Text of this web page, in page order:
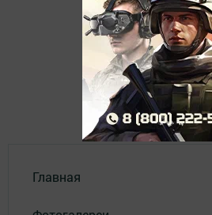
Главная